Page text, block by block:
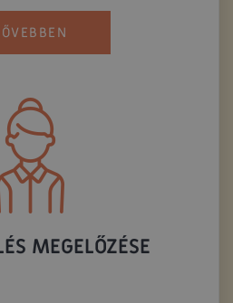
MEGELŐZÉSE